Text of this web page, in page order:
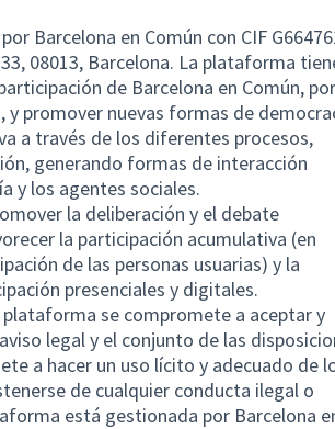
Barcelona en Común con CIF
08013, Barcelona. La plataforma
de Barcelona en Común, por
y ​​promover nuevas formas de
a través de los diferentes procesos,
generando formas de interacción
y los agentes sociales.
la deliberación y el debate
la participación acumulativa (en
de las personas usuarias) y la
presenciales y digitales.
se compromete a aceptar y
legal y el conjunto de las
a hacer un uso lícito y adecuado de
de cualquier conducta ilegal o
está gestionada por Barcelona